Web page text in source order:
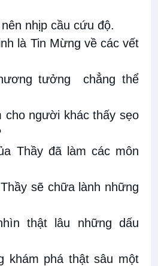
nhịp cầu cứu độ.
là Tin Mừng về các vết
tưởng chẳng thể
cho người khác thấy sẹo
Thầy đã làm các môn
sẽ chữa lành những
thật lâu những dấu
khám phá thật sâu một